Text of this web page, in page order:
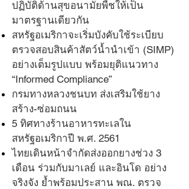
ปฏิบัติด้านสุขอนามัยพืชให้เป็น
มาตรฐานเดียวกัน
สหรัฐอเมริกาจะเริ่มบังคับใช้ระเบียบ
ตรวจสอบสินค้าสัตว์น้ำนำเข้า (SIMP)
อย่างเต็มรูปแบบ พร้อมยุติแนวทาง
“Informed Compliance”
กรมทางหลวงชนบท ส่งเสริมใช้ยาง
สร้าง-ซ่อมถนน
5 ทิศทางร้านอาหารทะเลใน
สหรัฐอเมริกาปี พ.ศ. 2561
ไทยเดินหน้าจำกัดส่งออกยางช่วง 3
เดือน ร่วมกับมาเลย์ และอินโด อย่าง
จริงจัง ย้ำพร้อมประสาน พณ. ตรวจ